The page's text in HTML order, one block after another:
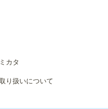
カタ
り扱いについて